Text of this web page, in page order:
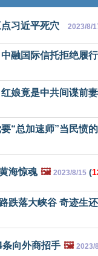
点习近平死穴 2023/8/
融国际信托拒绝履
娘竟是中共间谍前
“总加速师”当民愤
海惊魂 🖼️ 2023/8/15 (
跌落大峡谷 奇迹生还
向外商招手 🖼️ 2023/